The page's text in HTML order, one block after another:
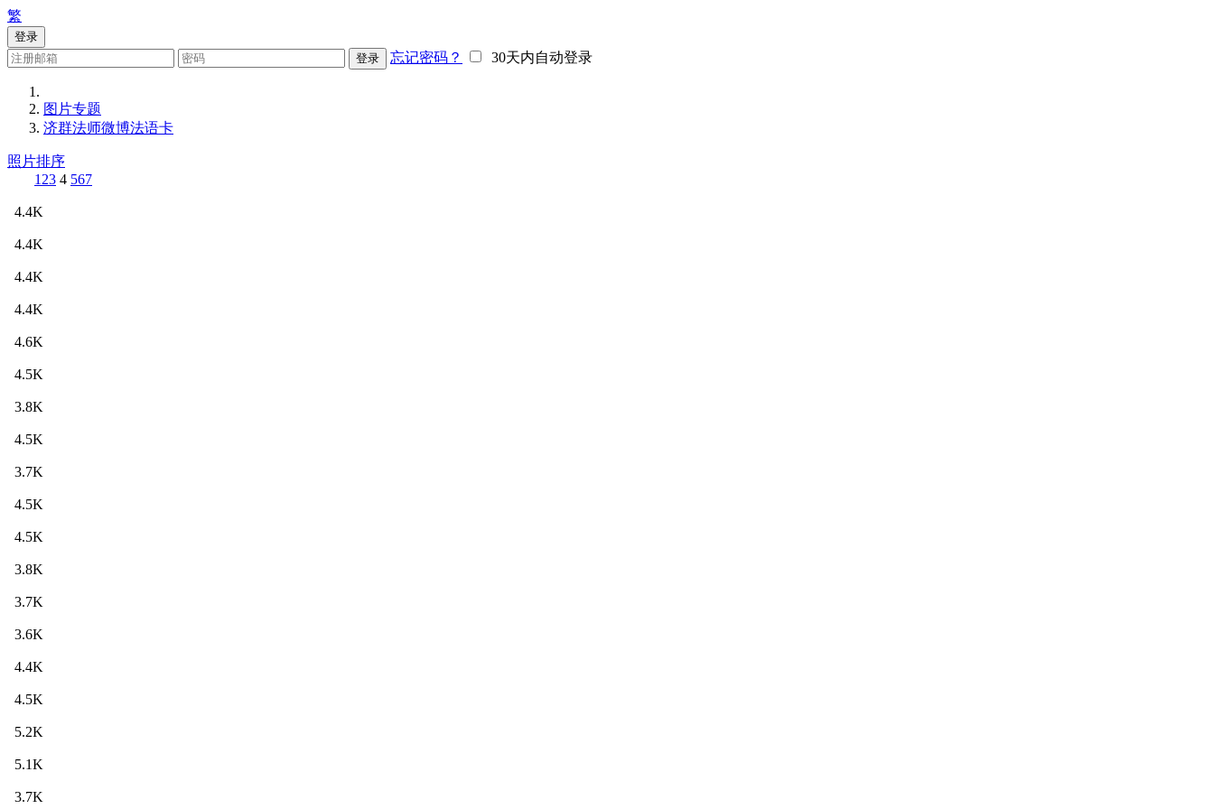
繁
登录
登录
忘记密码？ 30天内自动登录
图片专题
济群法师微博法语卡
照片排序
1 23 4 567
4.4K
4.4K
4.4K
4.4K
4.6K
4.5K
3.8K
4.5K
3.7K
4.5K
4.5K
3.8K
3.7K
3.6K
4.4K
4.5K
5.2K
5.1K
3.7K